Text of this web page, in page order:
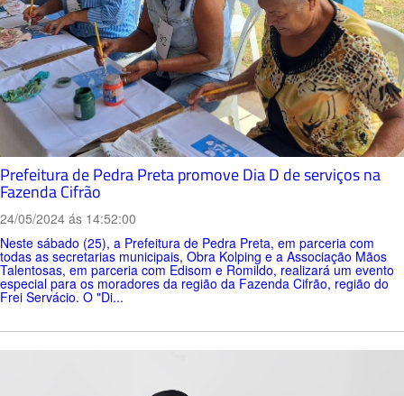
Prefeitura de Pedra Preta promove Dia D de serviços na
Fazenda Cifrão
24/05/2024 ás 14:52:00
Neste sábado (25), a Prefeitura de Pedra Preta, em parceria com
todas as secretarias municipais, Obra Kolping e a Associação Mãos
Talentosas, em parceria com Edisom e Romildo, realizará um evento
especial para os moradores da região da Fazenda Cifrão, região do
Frei Servácio. O "Di...